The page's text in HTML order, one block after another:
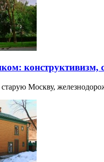
конструктивизм,
Москву,